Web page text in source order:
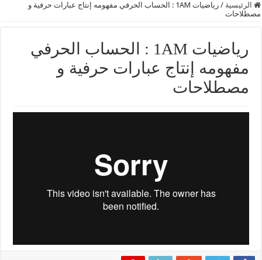
الرئيسية /
رياضيات 1AM : الحساب الحرفي مفهومه إنتاج عبارات حرفية و
مصطلاحات
رياضيات 1AM : الحساب الحرفي
مفهومه إنتاج عبارات حرفية و
مصطلاحات